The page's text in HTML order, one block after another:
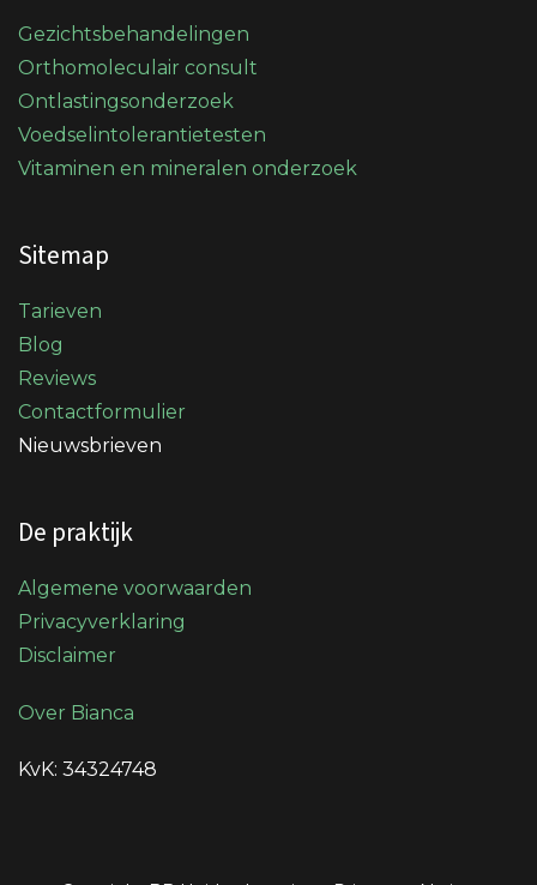
Gezichtsbehandelingen
Orthomoleculair consult
Ontlastingsonderzoek
Voedselintolerantietesten
Vitaminen en mineralen onderzoek
Sitemap
Tarieven
Blog
Reviews
Contactformulier
Nieuwsbrieven
De praktijk
Algemene voorwaarden
Privacyverklaring
Disclaimer
Over Bianca
KvK: 34324748